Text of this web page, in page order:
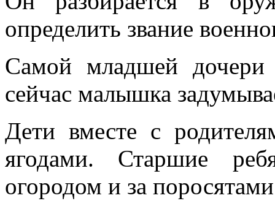
определить звание
Самой младшей
сейчас малышка
Дети вместе с
ягодами. Старшие
огородом и за